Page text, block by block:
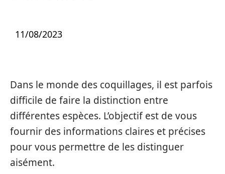
11/08/2023
Dans le monde des coquillages, il est parfois
difficile de faire la distinction entre
différentes espèces. L’objectif est de vous
fournir des informations claires et précises
pour vous permettre de les distinguer
aisément.